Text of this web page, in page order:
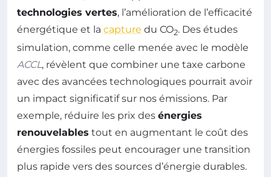
technologies vertes, l’amélioration de l’efficacité
énergétique et la capture du CO2. Des études
simulation, comme celle menée avec le modèle
ACCL, révèlent que combiner une taxe carbone
avec des avancées technologiques pourrait avoir
un impact significatif sur nos émissions. Par
exemple, réduire les prix des énergies
renouvelables tout en augmentant le coût des
énergies fossiles peut encourager une transition
plus rapide vers des sources d’énergie durables.